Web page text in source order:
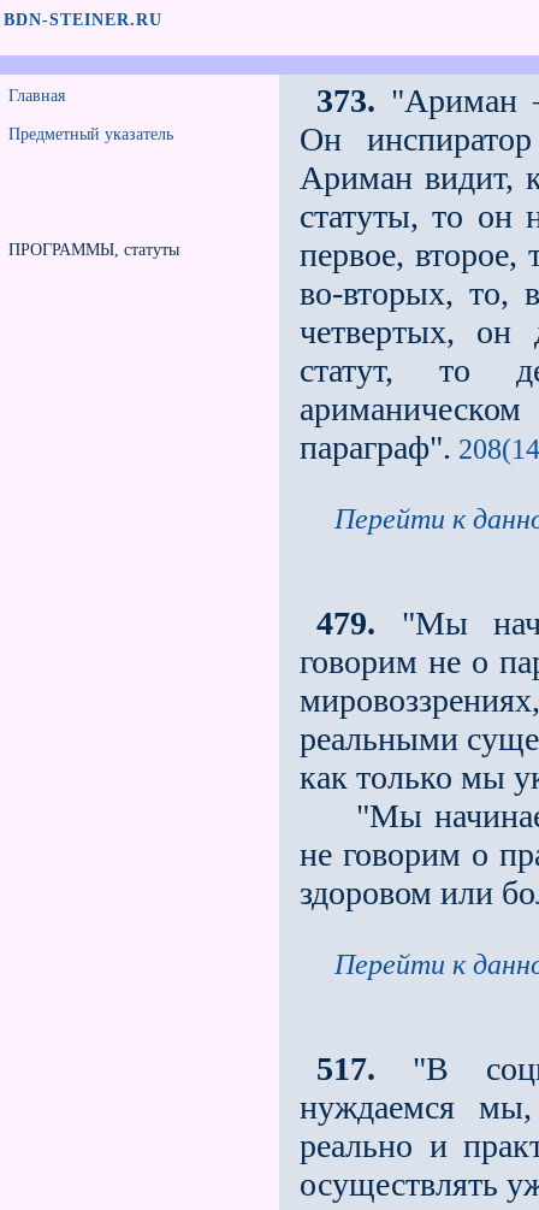
BDN-STEINER.RU
Главная
Предметный указатель
ПРОГРАММЫ, статуты
373. "Ариман
Он
Ариман видит,
статуты, то он
первое, второе,
во-вторых, то,
четвeртых, он
статут, то
параграф".
Перейти к
479. "Мы
говорим не о
реальными
как только мы
"Мы начинаем
не говорим о
здоровом или
Перейти к
517. "В
нуждаемся
реально и
осуществлять